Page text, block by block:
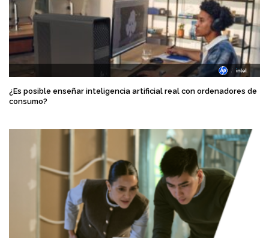
¿Es posible enseñar inteligencia artificial real con ordenadores de
consumo?